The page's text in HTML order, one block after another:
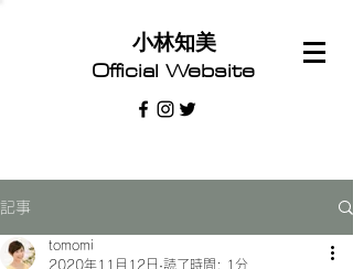
Official Website
​小林知美
記事
tomomi
2020年11月12日 読了時間: 1分